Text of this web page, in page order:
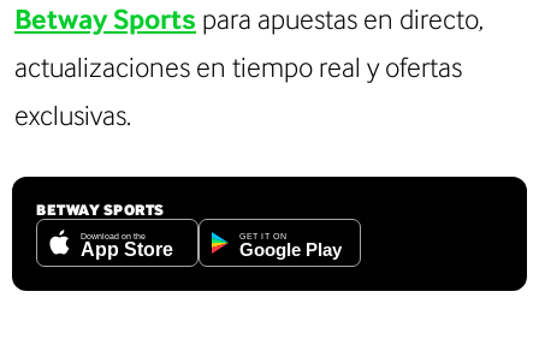
Betway Sports para apuestas en directo,
actualizaciones en tiempo real y ofertas
exclusivas.
BETWAY SPORTS